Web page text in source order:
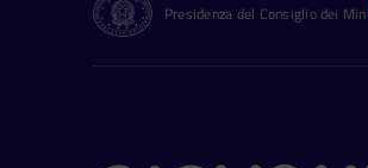
Presidenza del Consiglio dei